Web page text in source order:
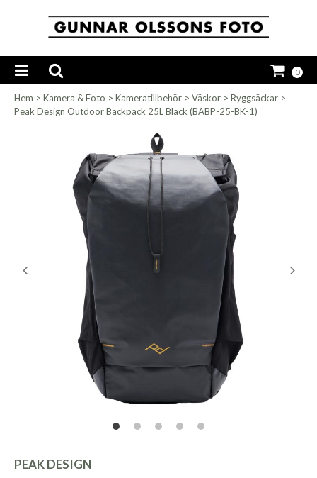
0
Hem > Kamera & Foto > Kameratillbehör > Väskor > Ryggsäckar >
Peak Design Outdoor Backpack 25L Black (BABP-25-BK-1)
PEAK DESIGN